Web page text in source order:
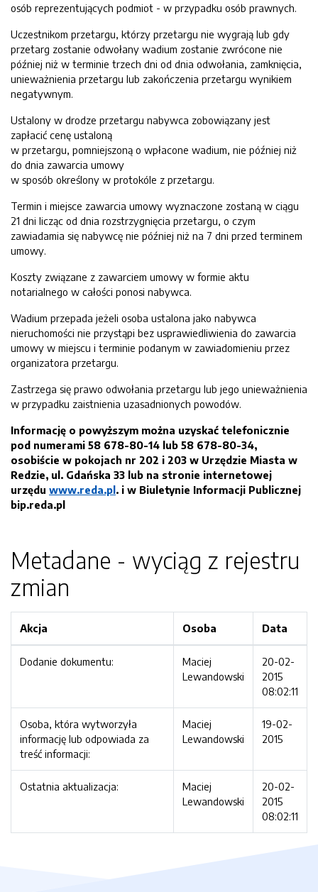
osób reprezentujących podmiot - w przypadku osób prawnych.
Uczestnikom przetargu, którzy przetargu nie wygrają lub gdy
przetarg zostanie odwołany wadium zostanie zwrócone nie
później niż w terminie trzech dni od dnia odwołania, zamknięcia,
unieważnienia przetargu lub zakończenia przetargu wynikiem
negatywnym.
Ustalony w drodze przetargu nabywca zobowiązany jest
zapłacić cenę ustaloną
w przetargu, pomniejszoną o wpłacone wadium, nie później niż
do dnia zawarcia umowy
w sposób określony w protokóle z przetargu.
Termin i miejsce zawarcia umowy wyznaczone zostaną w ciągu
21 dni licząc od dnia rozstrzygnięcia przetargu, o czym
zawiadamia się nabywcę nie później niż na 7 dni przed terminem
umowy.
Koszty związane z zawarciem umowy w formie aktu
notarialnego w całości ponosi nabywca.
Wadium przepada jeżeli osoba ustalona jako nabywca
nieruchomości nie przystąpi bez usprawiedliwienia do zawarcia
umowy w miejscu i terminie podanym w zawiadomieniu przez
organizatora przetargu.
Zastrzega się prawo odwołania przetargu lub jego unieważnienia
w przypadku zaistnienia uzasadnionych powodów.
Informację o powyższym można uzyskać telefonicznie
pod numerami 58 678-80-14 lub 58 678-80-34,
osobiście w pokojach nr 202 i 203 w Urzędzie Miasta w
Redzie, ul. Gdańska 33 lub na stronie internetowej
urzędu www.reda.pl. i w Biuletynie Informacji Publicznej
bip.reda.pl
Metadane - wyciąg z rejestru
zmian
Akcja Osoba Data
Dodanie dokumentu:
Maciej
Lewandowski
20-02-
2015
08:02:11
Osoba, która wytworzyła
informację lub odpowiada za
treść informacji:
Maciej
Lewandowski
19-02-
2015
Ostatnia aktualizacja:
Maciej
Lewandowski
20-02-
2015
08:02:11